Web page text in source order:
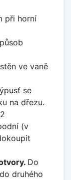
při horní
ve vaně
se
na dřezu.
(v
Do
druhého